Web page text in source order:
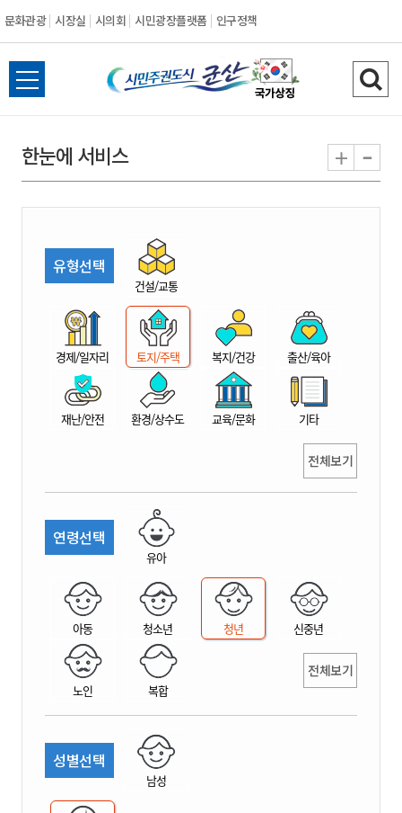
문화관광 시장실 시의회 시민광장플랫폼 인구정책
시
민
권
시
산
전
체
뉴
열
검
색
기
한눈에 서비스 + -
유형선택
건설/교통
경제/일자리 토지/주택 복지/건강 출산/육아
재난/안전 환경/상수도 교육/문화 기타
전체보기
연령선택
유아
아동 청소년 청년 신중년
노인 복합
전체보기
성별선택
남성